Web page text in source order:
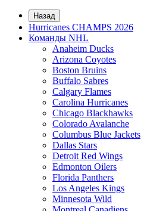
Назад
Hurricanes CHAMPS 2026
Команды NHL
Anaheim Ducks
Arizona Coyotes
Boston Bruins
Buffalo Sabres
Calgary Flames
Carolina Hurricanes
Chicago Blackhawks
Colorado Avalanche
Columbus Blue Jackets
Dallas Stars
Detroit Red Wings
Edmonton Oilers
Florida Panthers
Los Angeles Kings
Minnesota Wild